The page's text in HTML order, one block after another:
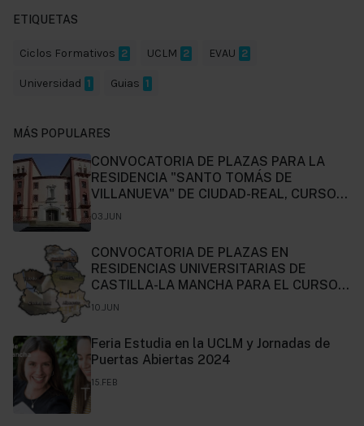
ETIQUETAS
Ciclos Formativos 2 UCLM 2 EVAU 2
Universidad 1 Guias 1
MÁS POPULARES
CONVOCATORIA DE PLAZAS PARA LA
RESIDENCIA "SANTO TOMÁS DE
VILLANUEVA" DE CIUDAD-REAL, CURSO
2024-2025.
03.JUN
CONVOCATORIA DE PLAZAS EN
RESIDENCIAS UNIVERSITARIAS DE
CASTILLA-LA MANCHA PARA EL CURSO
2024-2025.
10.JUN
Feria Estudia en la UCLM y Jornadas de
Puertas Abiertas 2024
15.FEB